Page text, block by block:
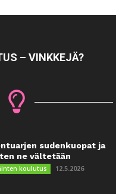
– VINKKEJÄ?
sudenkuopat ja
ne vältetään
koulutus 12.5.2026